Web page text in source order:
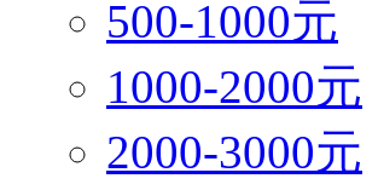
500-1000元
1000-2000元
2000-3000元